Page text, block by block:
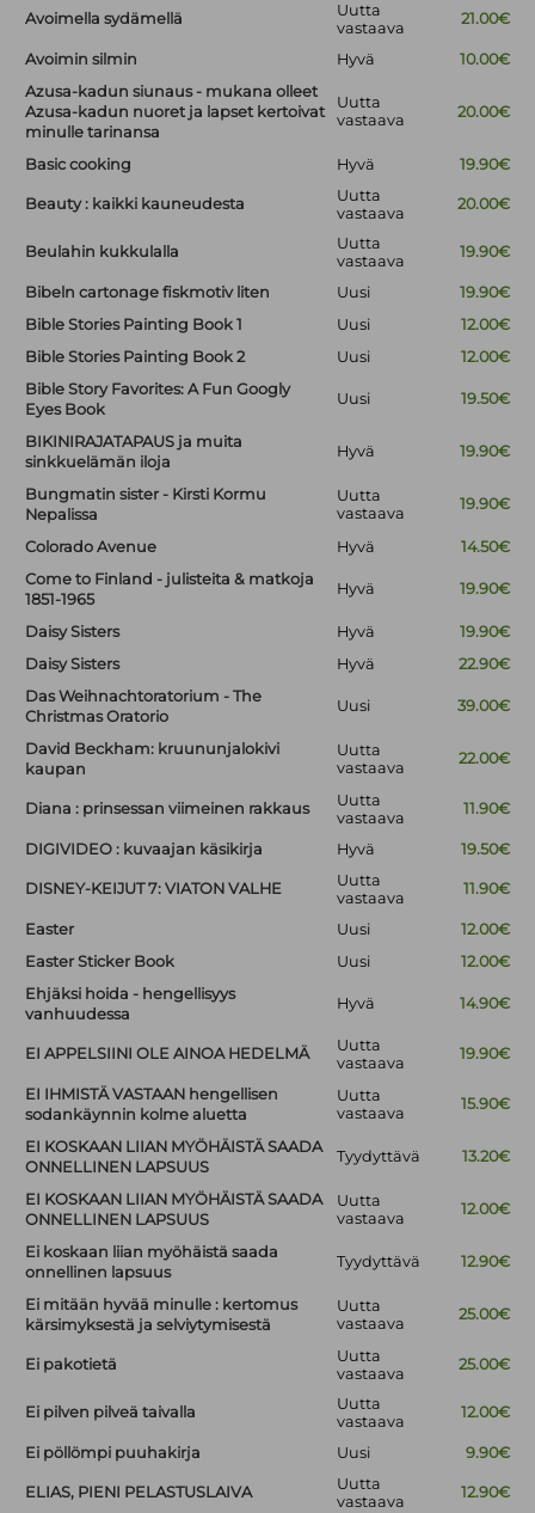
Avoimella sydämellä
Uutta
vastaava
21.00€
Avoimin silmin Hyvä
10.00€
Azusa-kadun siunaus - mukana olleet
Azusa-kadun nuoret ja lapset kertoivat
minulle tarinansa
Uutta
vastaava
20.00€
Basic cooking Hyvä 19.90€
Beauty : kaikki kauneudesta
Uutta
vastaava
20.00€
Beulahin kukkulalla
Uutta
vastaava
19.90€
Bibeln cartonage fiskmotiv liten Uusi
19.90€
Bible Stories Painting Book 1
Uusi
12.00€
Bible Stories Painting Book 2
Uusi
12.00€
Bible Story Favorites: A Fun Googly
Eyes Book
Uusi 19.50€
BIKINIRAJATAPAUS ja muita
sinkkuelämän iloja
Hyvä 19.90€
Bungmatin sister - Kirsti Kormu
Nepalissa
Uutta
vastaava
19.90€
Colorado Avenue Hyvä
14.50€
Come to Finland - julisteita & matkoja
1851-1965
Hyvä 19.90€
Daisy Sisters Hyvä
19.90€
Daisy Sisters
Hyvä
22.90€
Das Weihnachtoratorium - The
Christmas Oratorio
Uusi 39.00€
David Beckham: kruununjalokivi
kaupan
Uutta
vastaava
22.00€
Diana : prinsessan viimeinen rakkaus
Uutta
vastaava
11.90€
DIGIVIDEO : kuvaajan käsikirja Hyvä 19.50€
DISNEY-KEIJUT 7: VIATON VALHE
Uutta
vastaava
11.90€
Easter Uusi
12.00€
Easter Sticker Book
Uusi
12.00€
Ehjäksi hoida - hengellisyys
vanhuudessa
Hyvä 14.90€
EI APPELSIINI OLE AINOA HEDELMÄ
Uutta
vastaava
19.90€
EI IHMISTÄ VASTAAN hengellisen
sodankäynnin kolme aluetta
Uutta
vastaava
15.90€
EI KOSKAAN LIIAN MYÖHÄISTÄ SAADA
ONNELLINEN LAPSUUS
Tyydyttävä 13.20€
EI KOSKAAN LIIAN MYÖHÄISTÄ SAADA
ONNELLINEN LAPSUUS
Uutta
vastaava
12.00€
Ei koskaan liian myöhäistä saada
onnellinen lapsuus
Tyydyttävä 12.90€
Ei mitään hyvää minulle : kertomus
kärsimyksestä ja selviytymisestä
Uutta
vastaava
25.00€
Ei pakotietä
Uutta
vastaava
25.00€
Ei pilven pilveä taivalla
Uutta
vastaava
12.00€
Ei pöllömpi puuhakirja Uusi 9.90€
ELIAS, PIENI PELASTUSLAIVA
Uutta
vastaava
12.90€